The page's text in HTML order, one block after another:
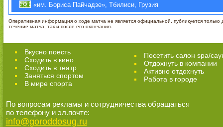
«им. Бориса Пайчадзе», Тбилиси, Грузия
Оперативная информация о ходе матча не является официальной, публикуется только
течение матча, так и после его окончания.
Вкусно поесть
Сходить в кино
Cходить в театр
Заняться спортом
В мире спорта
Посетить салон spa/
Отдохнуть в компании
Активно отдохнуть
Работа в городе
По вопросам рекламы и сотрудничества обращаться
по телефону и эл.почте:
info@goroddosug.ru